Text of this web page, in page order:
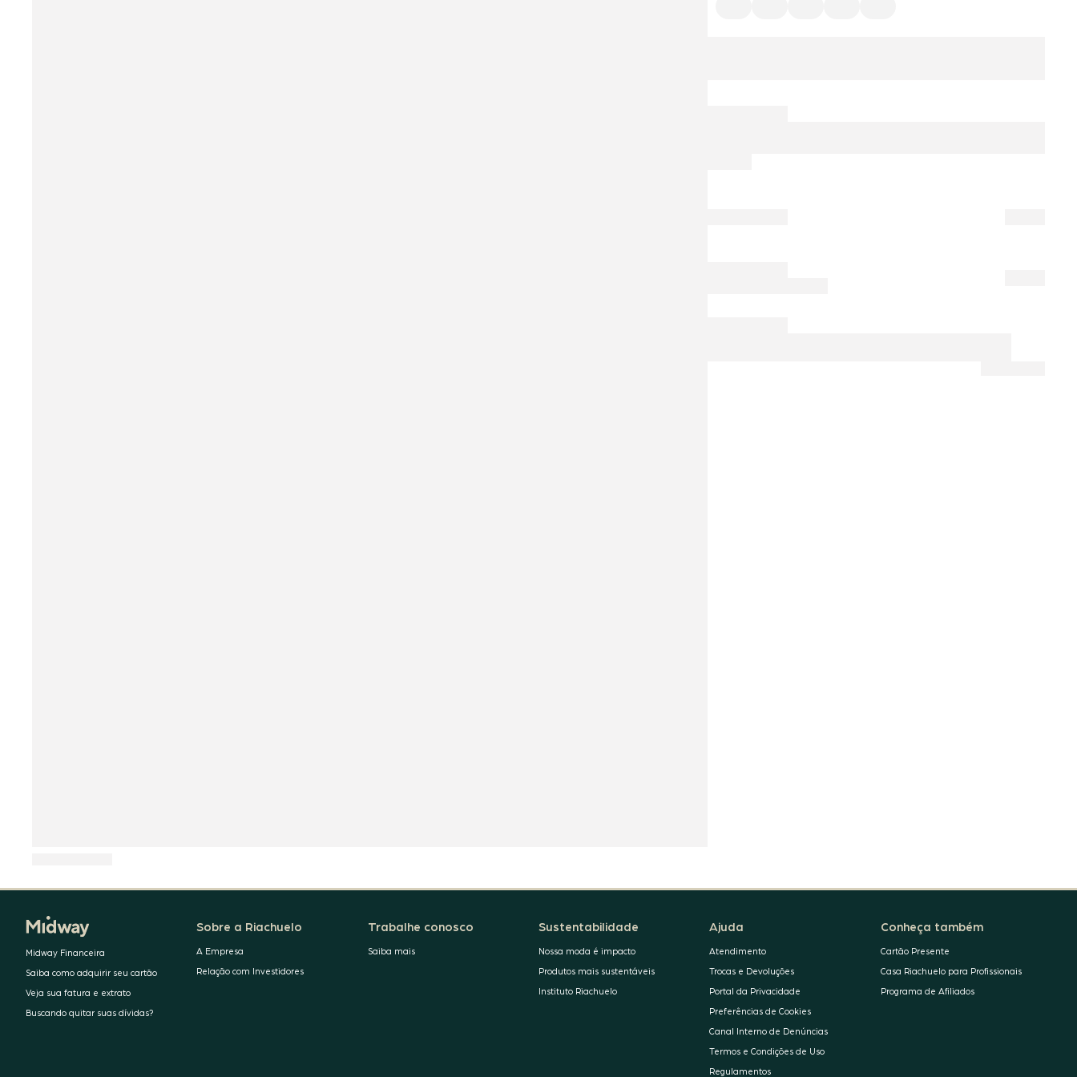
Midway Financeira
Saiba como adquirir seu cartão
Veja sua fatura e extrato
Buscando quitar suas dívidas?
Sobre a Riachuelo
A Empresa
Relação com Investidores
Trabalhe conosco
Saiba mais
Sustentabilidade
Nossa moda é impacto
Produtos mais sustentáveis
Instituto Riachuelo
Ajuda
Atendimento
Trocas e Devoluções
Portal da Privacidade
Preferências de Cookies
Canal Interno de Denúncias
Termos e Condições de Uso
Regulamentos
Conheça também
Cartão Presente
Casa Riachuelo para Profissionais
Programa de Afiliados